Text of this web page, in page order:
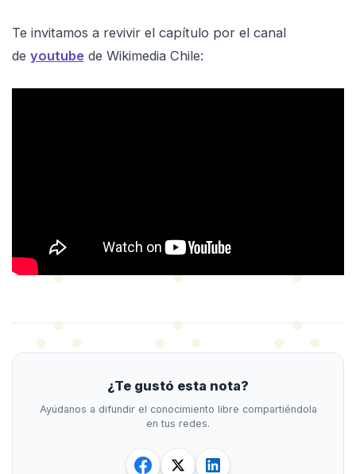
Te invitamos a revivir el capítulo por el canal
de youtube de Wikimedia Chile:
¿Te gustó esta nota?
Ayúdanos a difundir el conocimiento libre compartiéndola
en tus redes.